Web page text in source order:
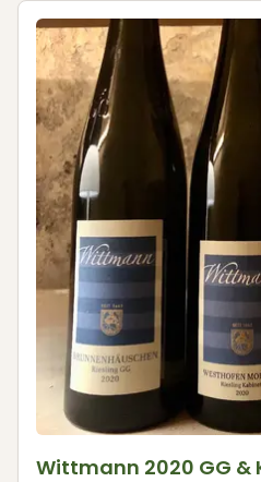
Wittmann 2020 GG &